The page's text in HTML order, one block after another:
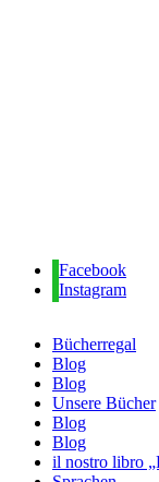
Facebook
Instagram
Bücherregal
Blog
Blog
Unsere Bücher
Blog
Blog
il nostro libro